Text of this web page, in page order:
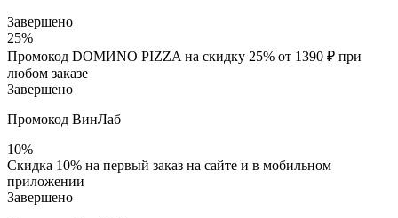
Завершено
25%
Промокод DOMИNO PIZZA на скидку 25% от 1390 ₽ при
любом заказе
Завершено
Промокод ВинЛаб
10%
Скидка 10% на первый заказ на сайте и в мобильном
приложении
Завершено